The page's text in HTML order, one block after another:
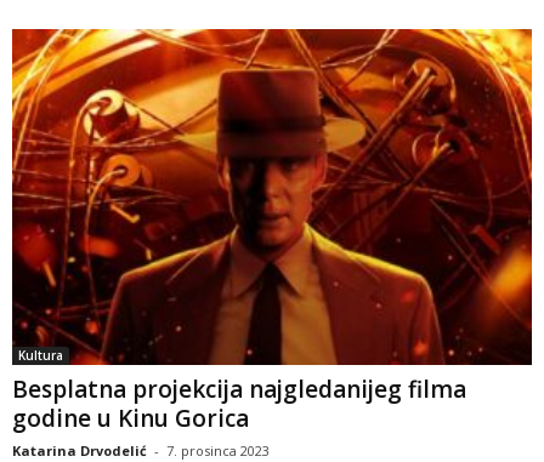
Kultura
Besplatna projekcija najgledanijeg filma
godine u Kinu Gorica
Katarina Drvodelić - 7. prosinca 2023